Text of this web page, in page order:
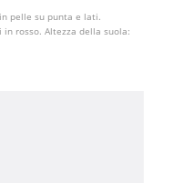
pelle su punta e lati.
rosso. Altezza della suola: